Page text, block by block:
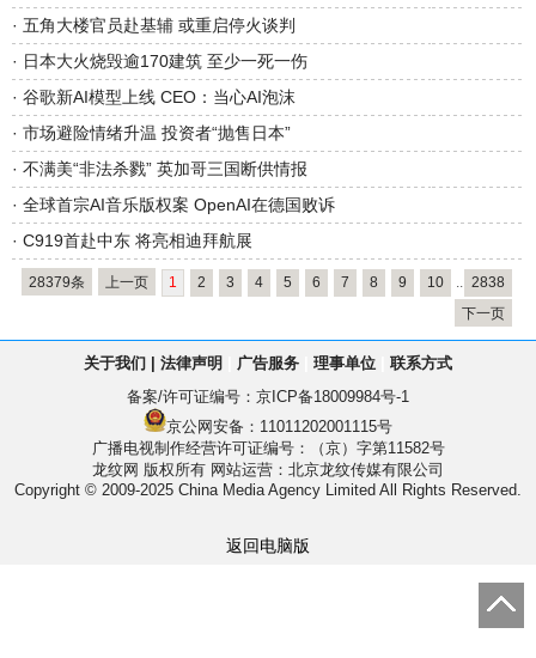
· 五角大楼官员赴基辅 或重启停火谈判
· 日本大火烧毁逾170建筑 至少一死一伤
· 谷歌新AI模型上线 CEO：当心AI泡沫
· 市场避险情绪升温 投资者“抛售日本”
· 不满美“非法杀戮” 英加哥三国断供情报
· 全球首宗AI音乐版权案 OpenAI在德国败诉
· C919首赴中东 将亮相迪拜航展
28379条 上一页 1 2 3 4 5 6 7 8 9 10 .. 2838
下一页
关于我们 法律声明 广告服务 理事单位
联系方式
备案/许可证编号： 京ICP备18009984号-1
京公网安备：11011202001115号
广播电视制作经营许可证编号：（京）字第11582号
龙纹网 版权所有 网站运营：北京龙纹传媒有限公司
Copyright © 2009-2025 China Media Agency Limited All Rights Reserved.
返回电脑版